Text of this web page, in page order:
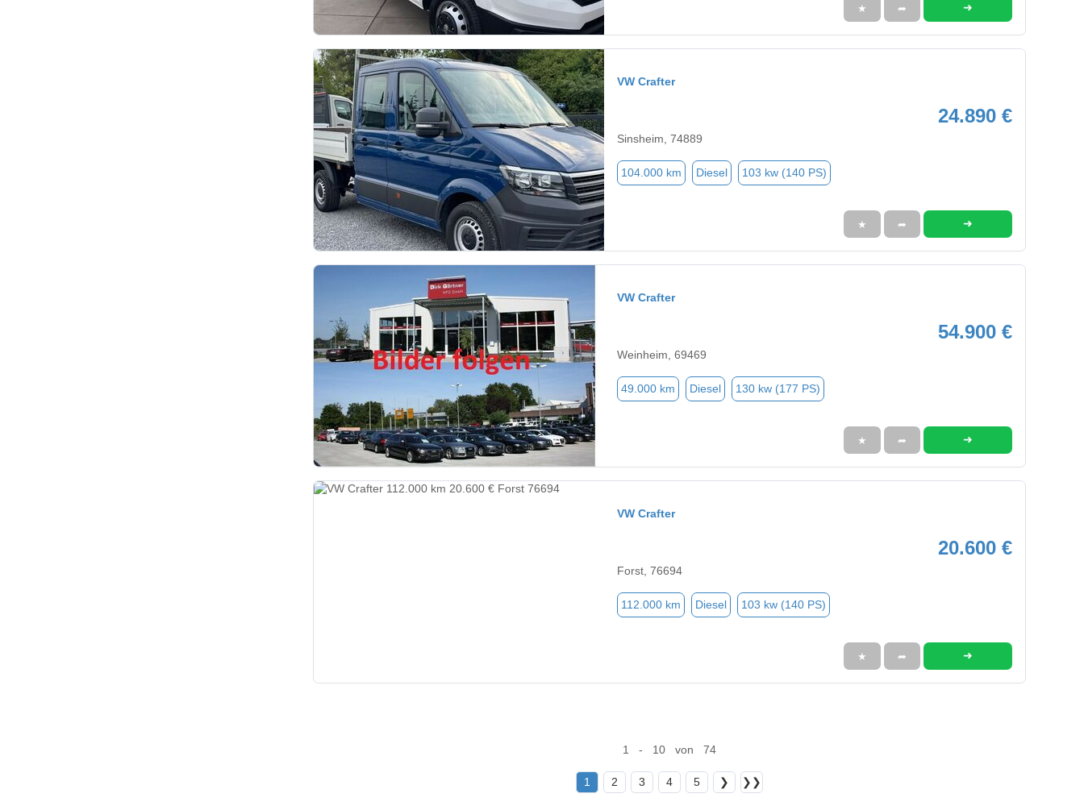
★ ➦ ➜
VW Crafter
24.890 €
Sinsheim, 74889
104.000 km Diesel 103 kw (140 PS)
★ ➦ ➜
VW Crafter
54.900 €
Weinheim, 69469
49.000 km Diesel 130 kw (177 PS)
★ ➦ ➜
VW Crafter
20.600 €
Forst, 76694
112.000 km Diesel 103 kw (140 PS)
★ ➦ ➜
1 - 10 von 74
1 2 3 4 5 ❯ ❯❯